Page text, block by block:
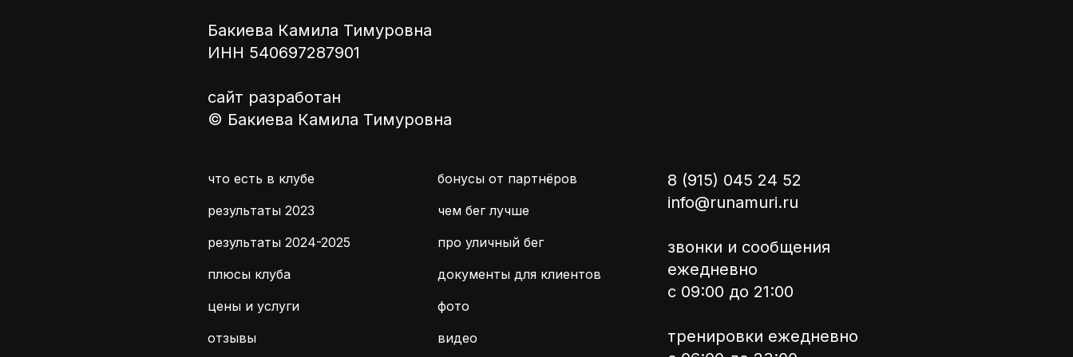
другой спортивной стороны, бегая по нему в любую погоду,
меняя маршруты и чувствуя масштабы, свободу, своё тело,
силу, возможности; к тому же, вдруг это как у тренера ―
настоящая взаимная любовь на всю жизнь, когда всё в кайф
Бакиева Камила Тимуровна
ИНН 540697287901
сайт разработан
© Бакиева Камила Тимуровна
что есть в клубе
результаты 2023
результаты 2024-2025
плюсы клуба
цены и услуги
отзывы
бонусы от партнёров
чем бег лучше
про уличный бег
документы для клиентов
фото
видео
8 (915) 045 24 52
info@runamuri.ru
звонки и сообщения
ежедневно
с 09:00 до 21:00
тренировки ежедневно